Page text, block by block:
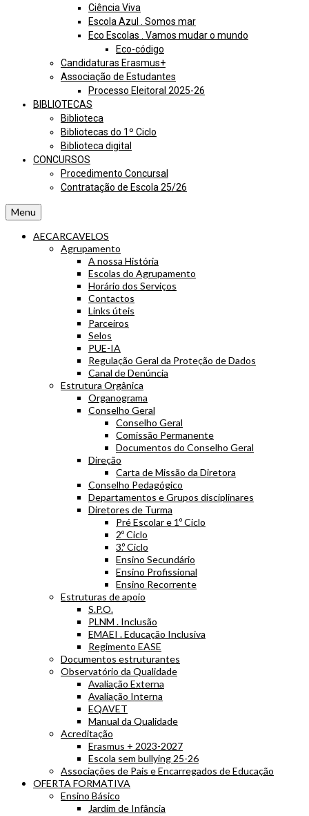
Ciência Viva
Escola Azul . Somos mar
Eco Escolas . Vamos mudar o mundo
Eco-código
Candidaturas Erasmus+
Associação de Estudantes
Processo Eleitoral 2025-26
BIBLIOTECAS
Biblioteca
Bibliotecas do 1º Ciclo
Biblioteca digital
CONCURSOS
Procedimento Concursal
Contratação de Escola 25/26
Menu
AECARCAVELOS
Agrupamento
A nossa História
Escolas do Agrupamento
Horário dos Serviços
Contactos
Links úteis
Parceiros
Selos
PUE-IA
Regulação Geral da Proteção de Dados
Canal de Denúncia
Estrutura Orgânica
Organograma
Conselho Geral
Conselho Geral
Comissão Permanente
Documentos do Conselho Geral
Direção
Carta de Missão da Diretora
Conselho Pedagógico
Departamentos e Grupos disciplinares
Diretores de Turma
Pré Escolar e 1º Ciclo
2º Ciclo
3.º Ciclo
Ensino Secundário
Ensino Profissional
Ensino Recorrente
Estruturas de apoio
S.P.O.
PLNM . Inclusão
EMAEI . Educação Inclusiva
Regimento EASE
Documentos estruturantes
Observatório da Qualidade
Avaliação Externa
Avaliação Interna
EQAVET
Manual da Qualidade
Acreditação
Erasmus + 2023-2027
Escola sem bullying 25-26
Associações de Pais e Encarregados de Educação
OFERTA FORMATIVA
Ensino Básico
Jardim de Infância